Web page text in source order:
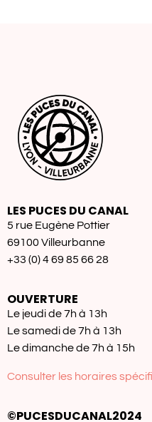
LES PUCES DU CANAL
5 rue Eugène Pottier
69100 Villeurbanne
+33 (0) 4 69 85 66 28
OUVERTURE
Le jeudi de 7h à 13h
Le samedi de 7h à 13h
Le dimanche de 7h à 15h
Consulter les horaires
©PUCESDUCANAL2024